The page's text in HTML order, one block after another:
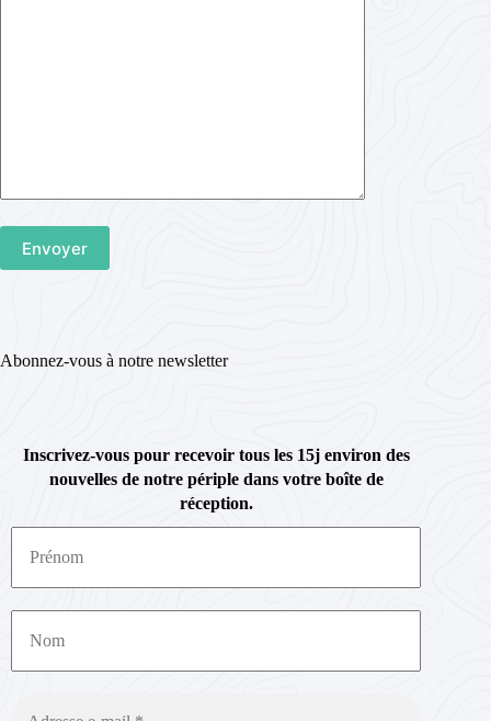
Abonnez-vous à notre newsletter
Inscrivez-vous pour recevoir tous les 15j environ des
nouvelles de notre périple dans votre boîte de
réception.